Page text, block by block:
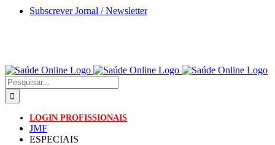
Skip
Subscrever Jornal / Newsletter
Pesquisar
LOGIN PROFISSIONAIS
JMF
ESPECIAIS